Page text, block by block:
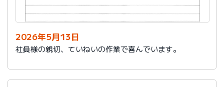
2026年5月13日
社員様の親切、ていねいの作業で喜んでいます。